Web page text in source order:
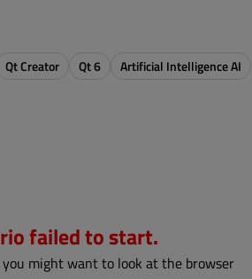
Qt Creator Qt 6
Artificial Intelligence AI
failed to start.
might want to look at the browser